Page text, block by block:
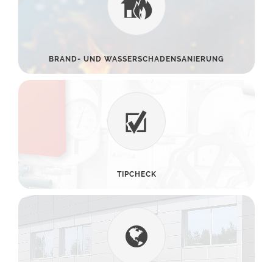
BRAND- UND WASSERSCHADENSANIERUNG
TIPCHECK